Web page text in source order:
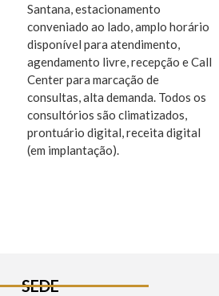
Santana, estacionamento
conveniado ao lado, amplo horário
disponível para atendimento,
agendamento livre, recepção e Call
Center para marcação de
consultas, alta demanda. Todos os
consultórios são climatizados,
prontuário digital, receita digital
(em implantação).
SEDE